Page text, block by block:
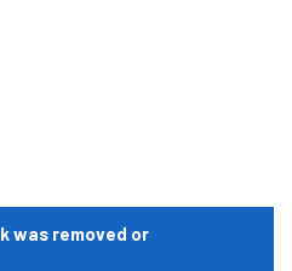
was removed or